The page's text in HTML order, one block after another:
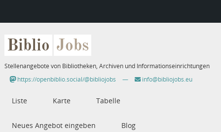
Biblio Jobs
Stellenangebote von Bibliotheken, Archiven und Informationseinrichtungen
https://openbiblio.social/@bibliojobs
— info@bibliojobs.eu
Liste Karte Tabelle
Neues Angebot eingeben Blog